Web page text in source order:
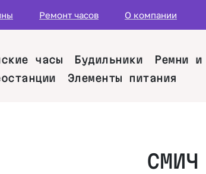
Ремонт часов О компании
часы Будильники Ремни и
Элементы питания
СМИЧ